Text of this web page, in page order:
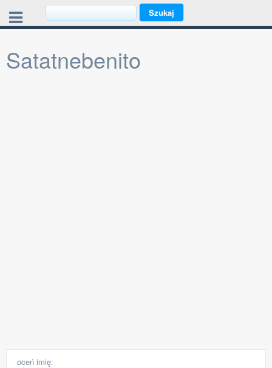
Satatnebenito
oceń imię: